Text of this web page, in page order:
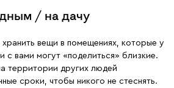
/ на дачу
вещи в помещениях, которые у
с вами могут «поделиться» близкие.
территории других людей
сроки, чтобы никого не стеснять.